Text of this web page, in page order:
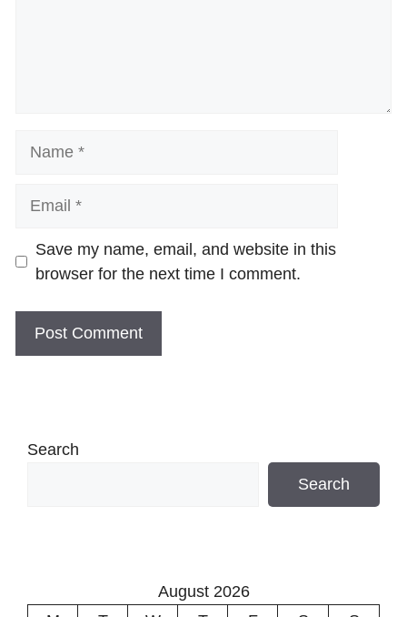
Website
Save my name, email, and website in this
browser for the next time I comment.
Search
Search
August 2026